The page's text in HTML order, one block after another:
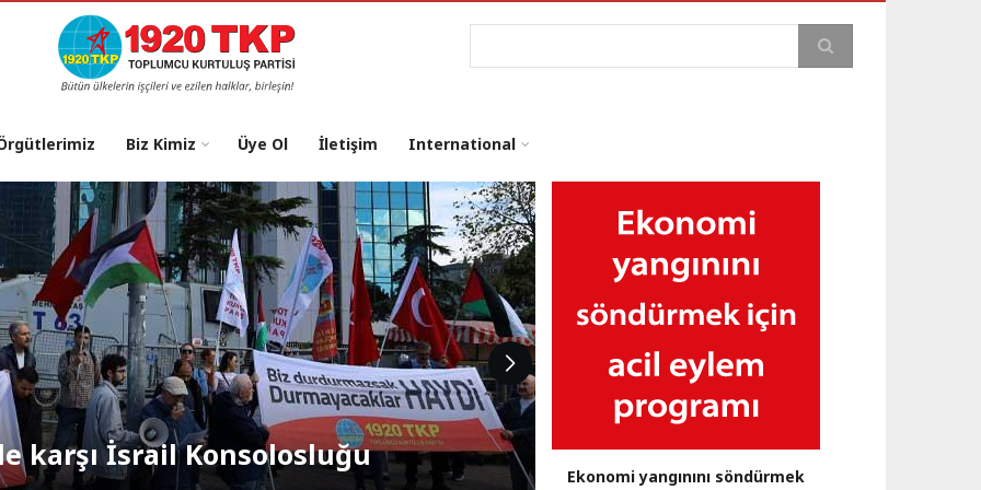
Ara
Biz Kimiz Üye Ol İletişim International
"NATO’dan Çıkılsın, Üsler
karşı İsrail Konsolosluğu
Ekonomi yangınını söndürmek